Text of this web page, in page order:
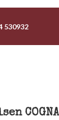
530932